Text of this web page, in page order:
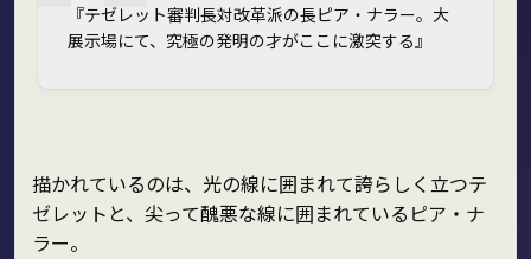
『テゼレット審判長対改革派の長ピア・ナラー。大
展示場にて、究極の発明の才がここに激突する』
描かれているのは、光の線に囲まれて誇らしく立つテ
ゼレットと、尖って醜悪な線に囲まれているピア・ナ
ラー。